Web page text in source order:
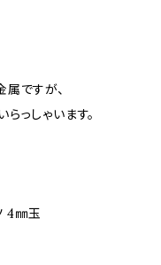
ですが、
っしゃいます。
4㎜玉